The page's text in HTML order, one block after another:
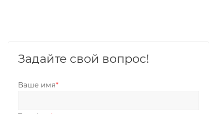
Задайте свой вопрос!
Ваше имя*